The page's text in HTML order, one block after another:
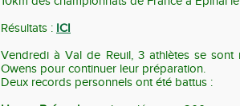
Résultats : ICI
Vendredi à Val de Reuil, 3 athlètes se sont
Owens pour continuer leur préparation.
Deux records personnels ont été battus :